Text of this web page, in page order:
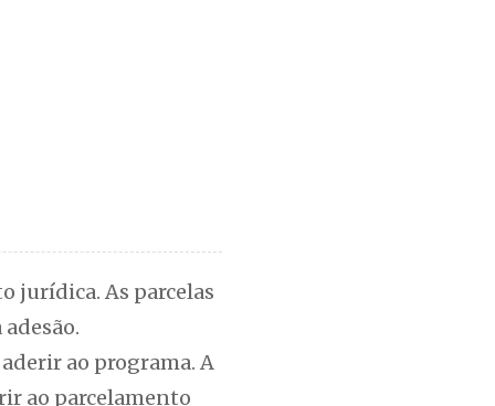
jurídica. As parcelas
ao programa. A
ao parcelamento